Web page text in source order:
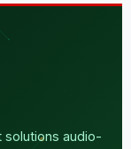
solutions audio-